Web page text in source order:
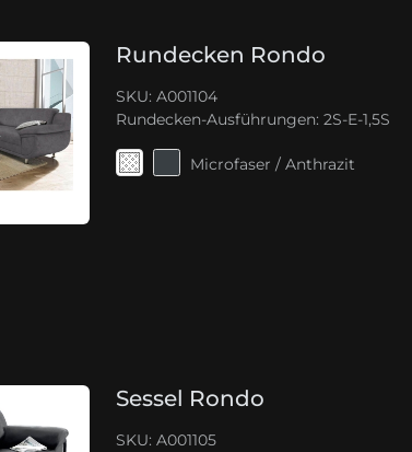
Rundecken Rondo
SKU: A001104
Rundecken-Ausführungen: 2S-E-1,5S
Microfaser / Anthrazit
Sessel Rondo
SKU: A001105